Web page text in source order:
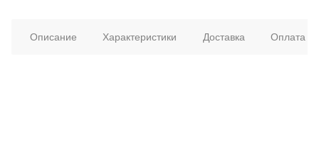
Описание Характеристики Доставка Оплата